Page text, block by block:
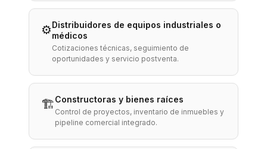
⚙️Distribuidores de equipos industriales o
médicos
Cotizaciones técnicas, seguimiento de
oportunidades y servicio postventa.
🏗️Constructoras y bienes raíces
Control de proyectos, inventario de inmuebles y
pipeline comercial integrado.